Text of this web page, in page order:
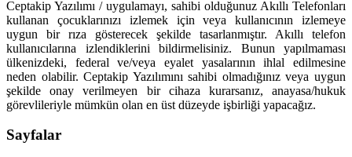
Ceptakip Yazılımı / uygulamayı, sahibi olduğunuz Akıllı Telefonları
kullanan çocuklarınızı izlemek için veya kullanıcının izlemeye
uygun bir rıza gösterecek şekilde tasarlanmıştır. Akıllı telefon
kullanıcılarına izlendiklerini bildirmelisiniz. Bunun yapılmaması
ülkenizdeki, federal ve/veya eyalet yasalarının ihlal edilmesine
neden olabilir. Ceptakip Yazılımını sahibi olmadığınız veya uygun
şekilde onay verilmeyen bir cihaza kurarsanız, anayasa/hukuk
görevlileriyle mümkün olan en üst düzeyde işbirliği yapacağız.
Sayfalar